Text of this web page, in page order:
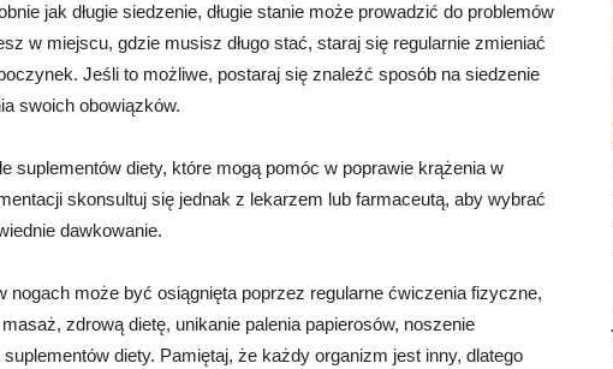
jak długie siedzenie, długie stanie może prowadzić do problemów
w miejscu, gdzie musisz długo stać, staraj się regularnie zmieniać
Jeśli to możliwe, postaraj się znaleźć sposób na siedzenie
swoich obowiązków.
suplementów diety, które mogą pomóc w poprawie krążenia w
skonsultuj się jednak z lekarzem lub farmaceutą, aby wybrać
dawkowanie.
nogach może być osiągnięta poprzez regularne ćwiczenia fizyczne,
zdrową dietę, unikanie palenia papierosów, noszenie
diety. Pamiętaj, że każdy organizm jest inny, dlatego